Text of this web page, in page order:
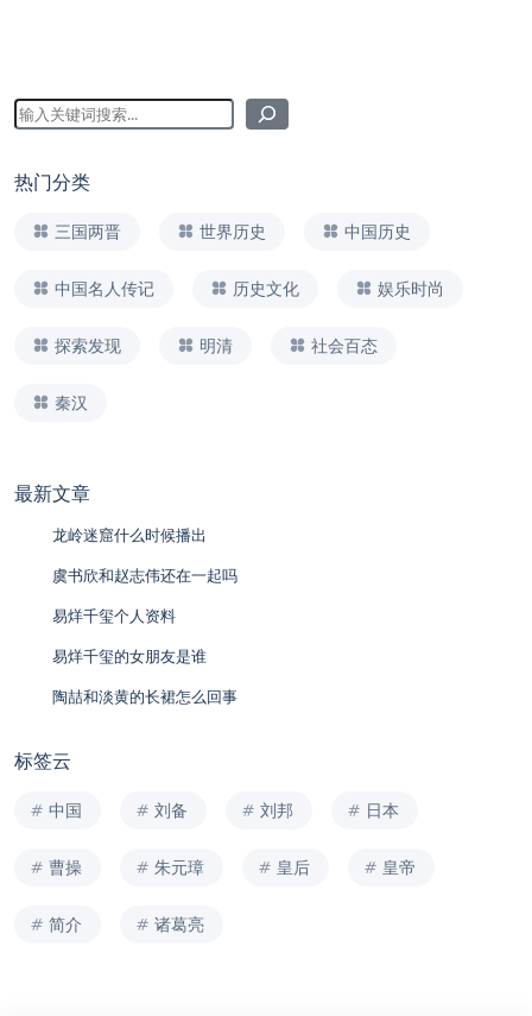
热门分类
三国两晋 世界历史 中国历史
中国名人传记 历史文化 娱乐时尚
探索发现 明清 社会百态
秦汉
最新文章
龙岭迷窟什么时候播出
虞书欣和赵志伟还在一起吗
易烊千玺个人资料
易烊千玺的女朋友是谁
陶喆和淡黄的长裙怎么回事
标签云
中国 刘备 刘邦 日本
曹操 朱元璋 皇后 皇帝
简介 诸葛亮